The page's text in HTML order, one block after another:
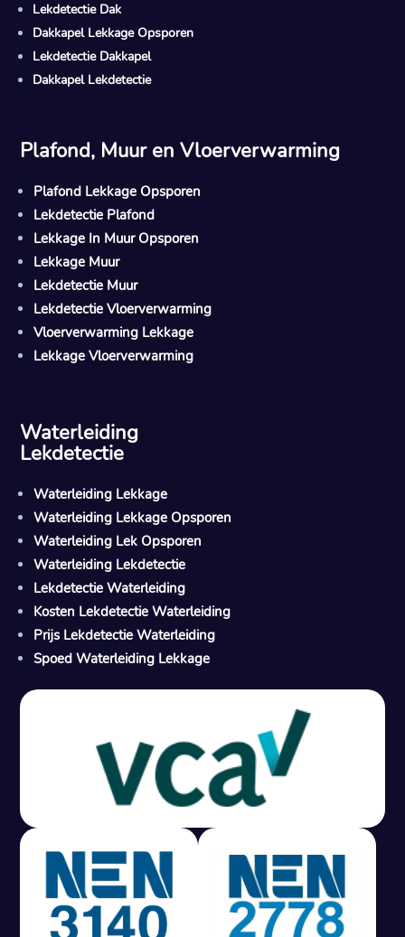
M
Gratis offerte in 24 uur
Geen lekkage? Geen betaling.
Vast tarief van € 395,- exc btw.
Rapport binnen 3 werkdagen.
100% RIsicovrij.
Lekdetectie Dak
Dakkapel Lekkage Opsporen
Lekdetectie Dakkapel
Dakkapel Lekdetectie
Plafond, Muur en Vloerverwarming
Plafond Lekkage Opsporen
Lekdetectie Plafond
Lekkage In Muur Opsporen
Lekkage Muur
Lekdetectie Muur
Lekdetectie Vloerverwarming
Vloerverwarming Lekkage
Lekkage Vloerverwarming
Waterleiding
Lekdetectie
Waterleiding Lekkage
Waterleiding Lekkage Opsporen
Waterleiding Lek Opsporen
Waterleiding Lekdetectie
Lekdetectie Waterleiding
Kosten Lekdetectie Waterleiding
Prijs Lekdetectie Waterleiding
Spoed Waterleiding Lekkage